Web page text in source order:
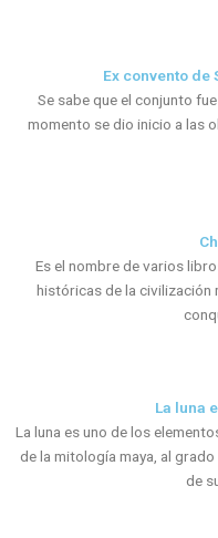
Ex convento de
Se sabe que el conjunto
momento se dio inicio a las
Es el nombre de varios
históricas de la civilización
La luna
La luna es uno de los
de la mitología maya, al
de